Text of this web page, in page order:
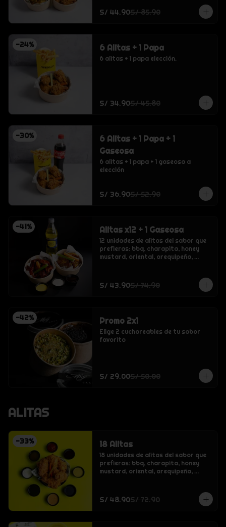
S/ 44.90S/ 85.90
-24% 6 Alitas + 1 Papa
6 alitas + 1 papa elección.
S/ 34.90S/ 45.80
-30%
6 Alitas + 1 Papa + 1
Gaseosa
6 alitas + 1 papa + 1 gaseosa a
elección
S/ 36.90S/ 52.90
-41% Alitas x12 + 1 Gaseosa
12 unidades de alitas del sabor que
prefieras: bbq, charapita, honey
mustard, oriental, arequipeña,
cola cero sin azucar, agua sin gas
san luis
S/ 43.90S/ 74.90
-42% Promo 2x1
Elige 2 cuchareables de tu sabor
favorito
S/ 29.00S/ 50.00
ALITAS
-33% 18 Alitas
18 unidades de alitas del sabor que
prefieras: bbq, charapita, honey
mustard, oriental, arequipeña,
S/ 48.90S/ 72.90